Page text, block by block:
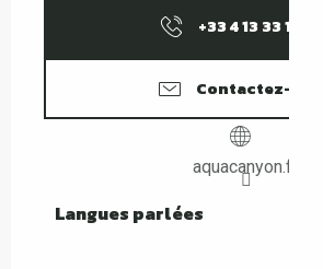
+33 4 13 33 10
Contactez-nous
aquacanyon.fr
Langues parlées
Langues parlées